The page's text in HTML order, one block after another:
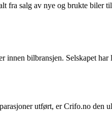
salg av nye og brukte biler
bilbransjen. Selskapet
utført, er Crifo.no